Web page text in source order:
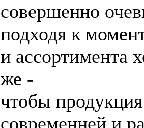
совершенно
подходя к
и ассортимента
же -
чтобы
современней и